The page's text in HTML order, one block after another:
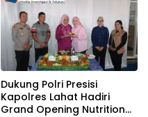
Dukung Polri Presisi
Kapolres Lahat Hadiri
Grand Opening Nutrition